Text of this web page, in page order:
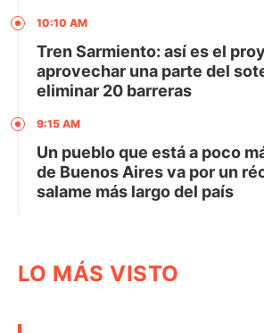
10:10 AM
Tren Sarmiento: así es el
aprovechar una parte del
eliminar 20 barreras
9:15 AM
Un pueblo que está a poco
de Buenos Aires va por un
salame más largo del país
LO MÁS VISTO